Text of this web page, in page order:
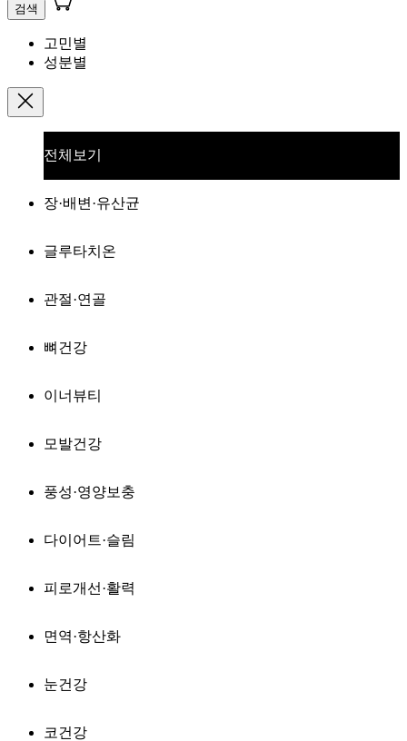
검색
고민별
성분별
전체보기
장·배변·유산균
글루타치온
관절·연골
뼈건강
이너뷰티
모발건강
풍성·영양보충
다이어트·슬림
피로개선·활력
면역·항산화
눈건강
코건강